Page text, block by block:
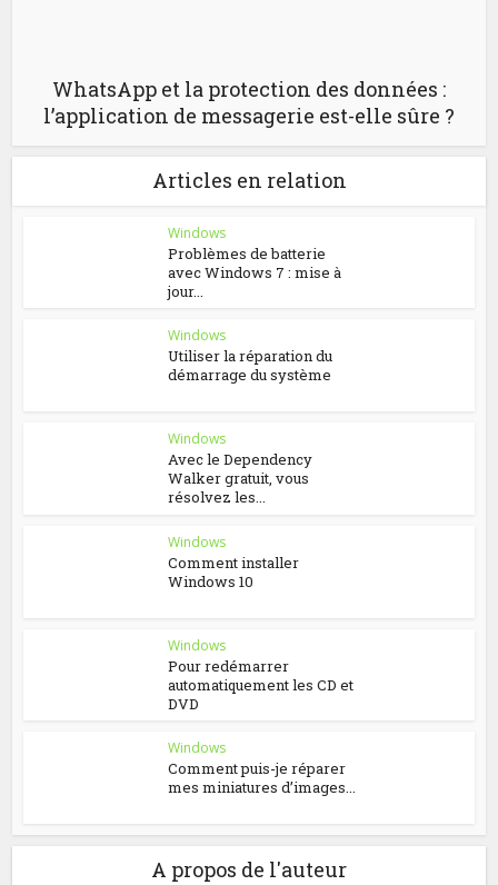
WhatsApp et la protection des données :
l’application de messagerie est-elle sûre ?
Articles en relation
Windows
Problèmes de batterie
avec Windows 7 : mise à
jour...
Windows
Utiliser la réparation du
démarrage du système
Windows
Avec le Dependency
Walker gratuit, vous
résolvez les...
Windows
Comment installer
Windows 10
Windows
Pour redémarrer
automatiquement les CD et
DVD
Windows
Comment puis-je réparer
mes miniatures d’images...
A propos de l'auteur